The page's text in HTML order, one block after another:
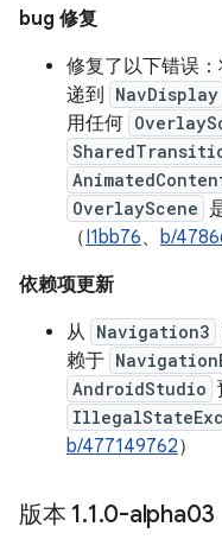
bug 修复
修复了以下错误
递到
NavDisplay
用任何
OverlayScene
（I1bb76、 b/
依赖项更新
从 Navigation3
赖于
AndroidStudio
b/477149762）
版本 1.1.0-alpha03